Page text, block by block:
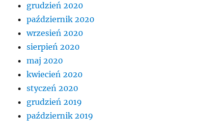
grudzień 2020
październik 2020
wrzesień 2020
sierpień 2020
maj 2020
kwiecień 2020
styczeń 2020
grudzień 2019
październik 2019